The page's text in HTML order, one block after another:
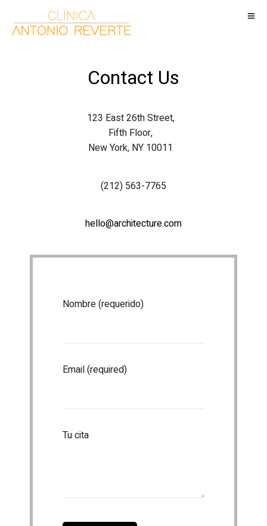
Contact Us
123 East 26th Street,
Fifth Floor,
New York, NY 10011
(212) 563-7765
hello@architecture.com
Nombre (requerido)
Email (required)
Tu cita